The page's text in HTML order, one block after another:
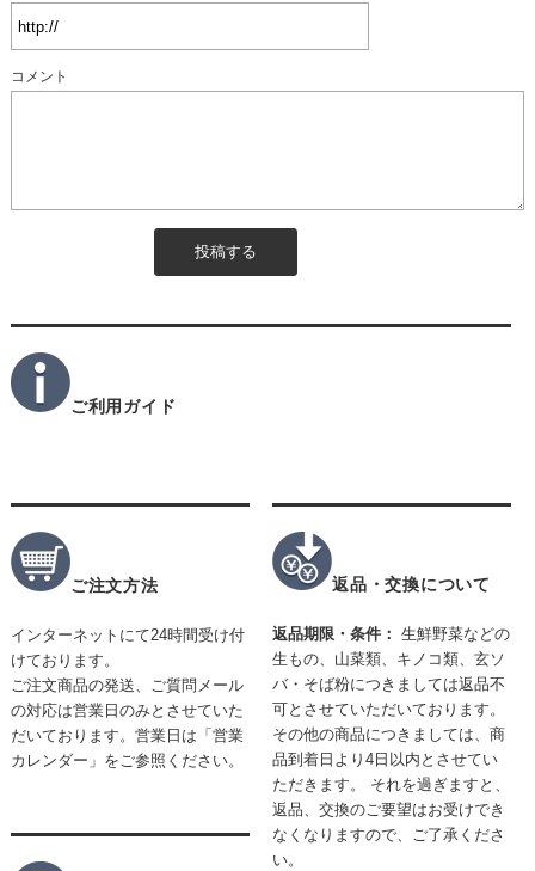
コメント
ご利用ガイド
ご注文方法
インターネットにて24時間受け付
けております。
ご注文商品の発送、ご質問メール
の対応は営業日のみとさせていた
だいております。営業日は「営業
カレンダー」をご参照ください。
返品・交換について
返品期限・条件：生鮮野菜などの
生もの、山菜類、キノコ類、玄ソ
バ・そば粉につきましては返品不
可とさせていただいております。
その他の商品につきましては、商
品到着日より4日以内とさせてい
ただきます。 それを過ぎますと、
返品、交換のご要望はお受けでき
なくなりますので、ご了承くださ
い。